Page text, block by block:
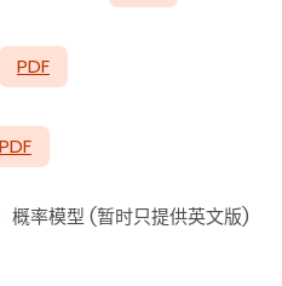
PDF
PDF
概率模型 (暂时只提供英文版)